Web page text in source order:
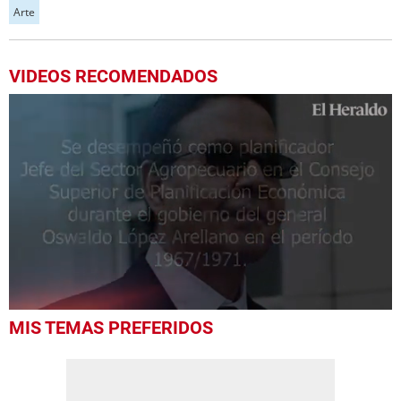
Arte
VIDEOS RECOMENDADOS
seconds
MIS TEMAS PREFERIDOS